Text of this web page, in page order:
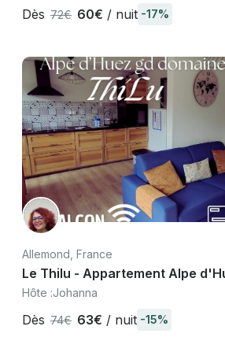
Dès 72€ 60€ / nuit -17%
Allemond, France
Le Thilu - Appartement Alpe
proche télécabine ski
Hôte :Johanna
Dès 74€ 63€ / nuit -15%